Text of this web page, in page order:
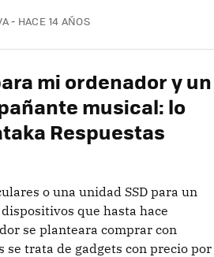
HACE 14 AÑOS
mi ordenador y un
musical: lo
Respuestas
o una unidad SSD para un
que hasta hace
se planteara comprar con
se trata de gadgets con precio por